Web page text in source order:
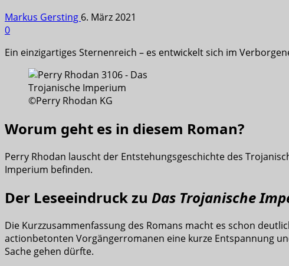
Markus Gersting 6. März 2021
0
Ein einzigartiges Sternenreich – es entwickelt sich im
©Perry Rhodan KG
Worum geht es in diesem Roman?
Perry Rhodan lauscht der Entstehungsgeschichte des
Imperium befinden.
Der Leseeindruck zu Das Trojanische
Die Kurzzusammenfassung des Romans macht es schon
actionbetonten Vorgängerromanen eine kurze Entspannung
Sache gehen dürfte.